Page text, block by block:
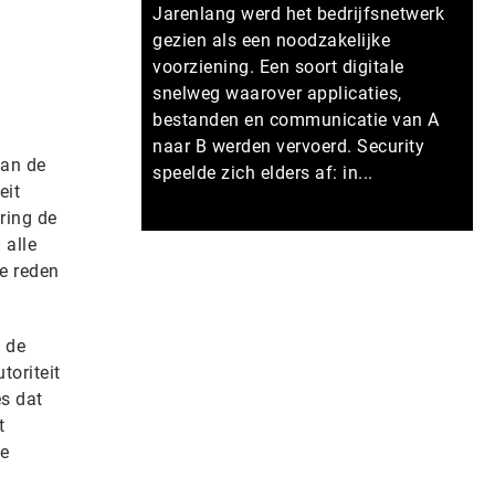
de
de
alle
reden
de
dat
Jarenlang werd het bedrijfsnetwerk
gezien als een noodzakelijke
voorziening. Een soort digitale
snelweg waarover applicaties,
bestanden en communicatie van A
naar B werden vervoerd. Security
speelde zich elders af: in...